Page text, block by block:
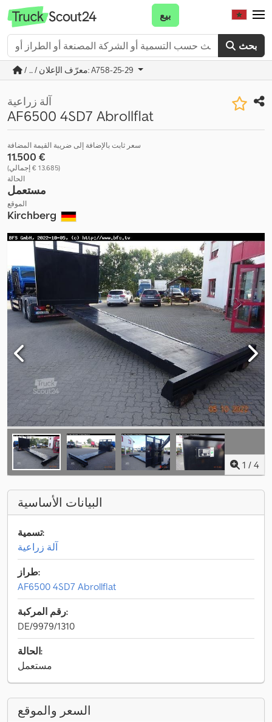
بحث
بيع
/ ... / معرّف الإعلان: A758-25-29
آلة زراعية
AF6500 4SD7 Abrollflat
سعر ثابت بالإضافة إلى ضريبة القيمة المضافة
‏11.500 €
(‏13.685 € إجمالي)
الحالة
مستعمل
الموقع
Kirchberg
1 / 4
البيانات الأساسية
تسمية:
آلة زراعية
طراز:
AF6500 4SD7 Abrollflat
رقم المركبة:
DE/9979/1310
الحالة:
مستعمل
السعر والموقع